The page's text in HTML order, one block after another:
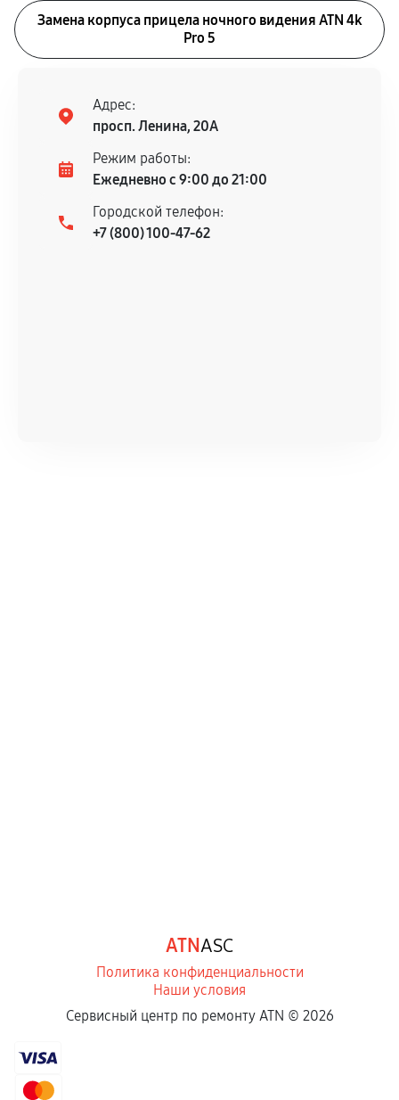
Замена корпуса прицела ночного видения ATN 4k
Pro 5
Адрес:
просп. Ленина, 20А
Режим работы:
Ежедневно с 9:00 до 21:00
Городской телефон:
+7 (800) 100-47-62
ATNASC
Политика конфиденциальности
Наши условия
Сервисный центр по ремонту ATN © 2026